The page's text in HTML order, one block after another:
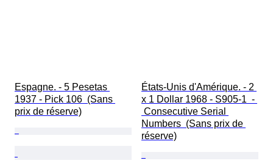
Espagne. - 5 Pesetas
1937 - Pick 106  (Sans
prix de réserve)
États-Unis d'Amérique. - 2
x 1 Dollar 1968 - S905-1  -
Consecutive Serial
Numbers  (Sans prix de
réserve)